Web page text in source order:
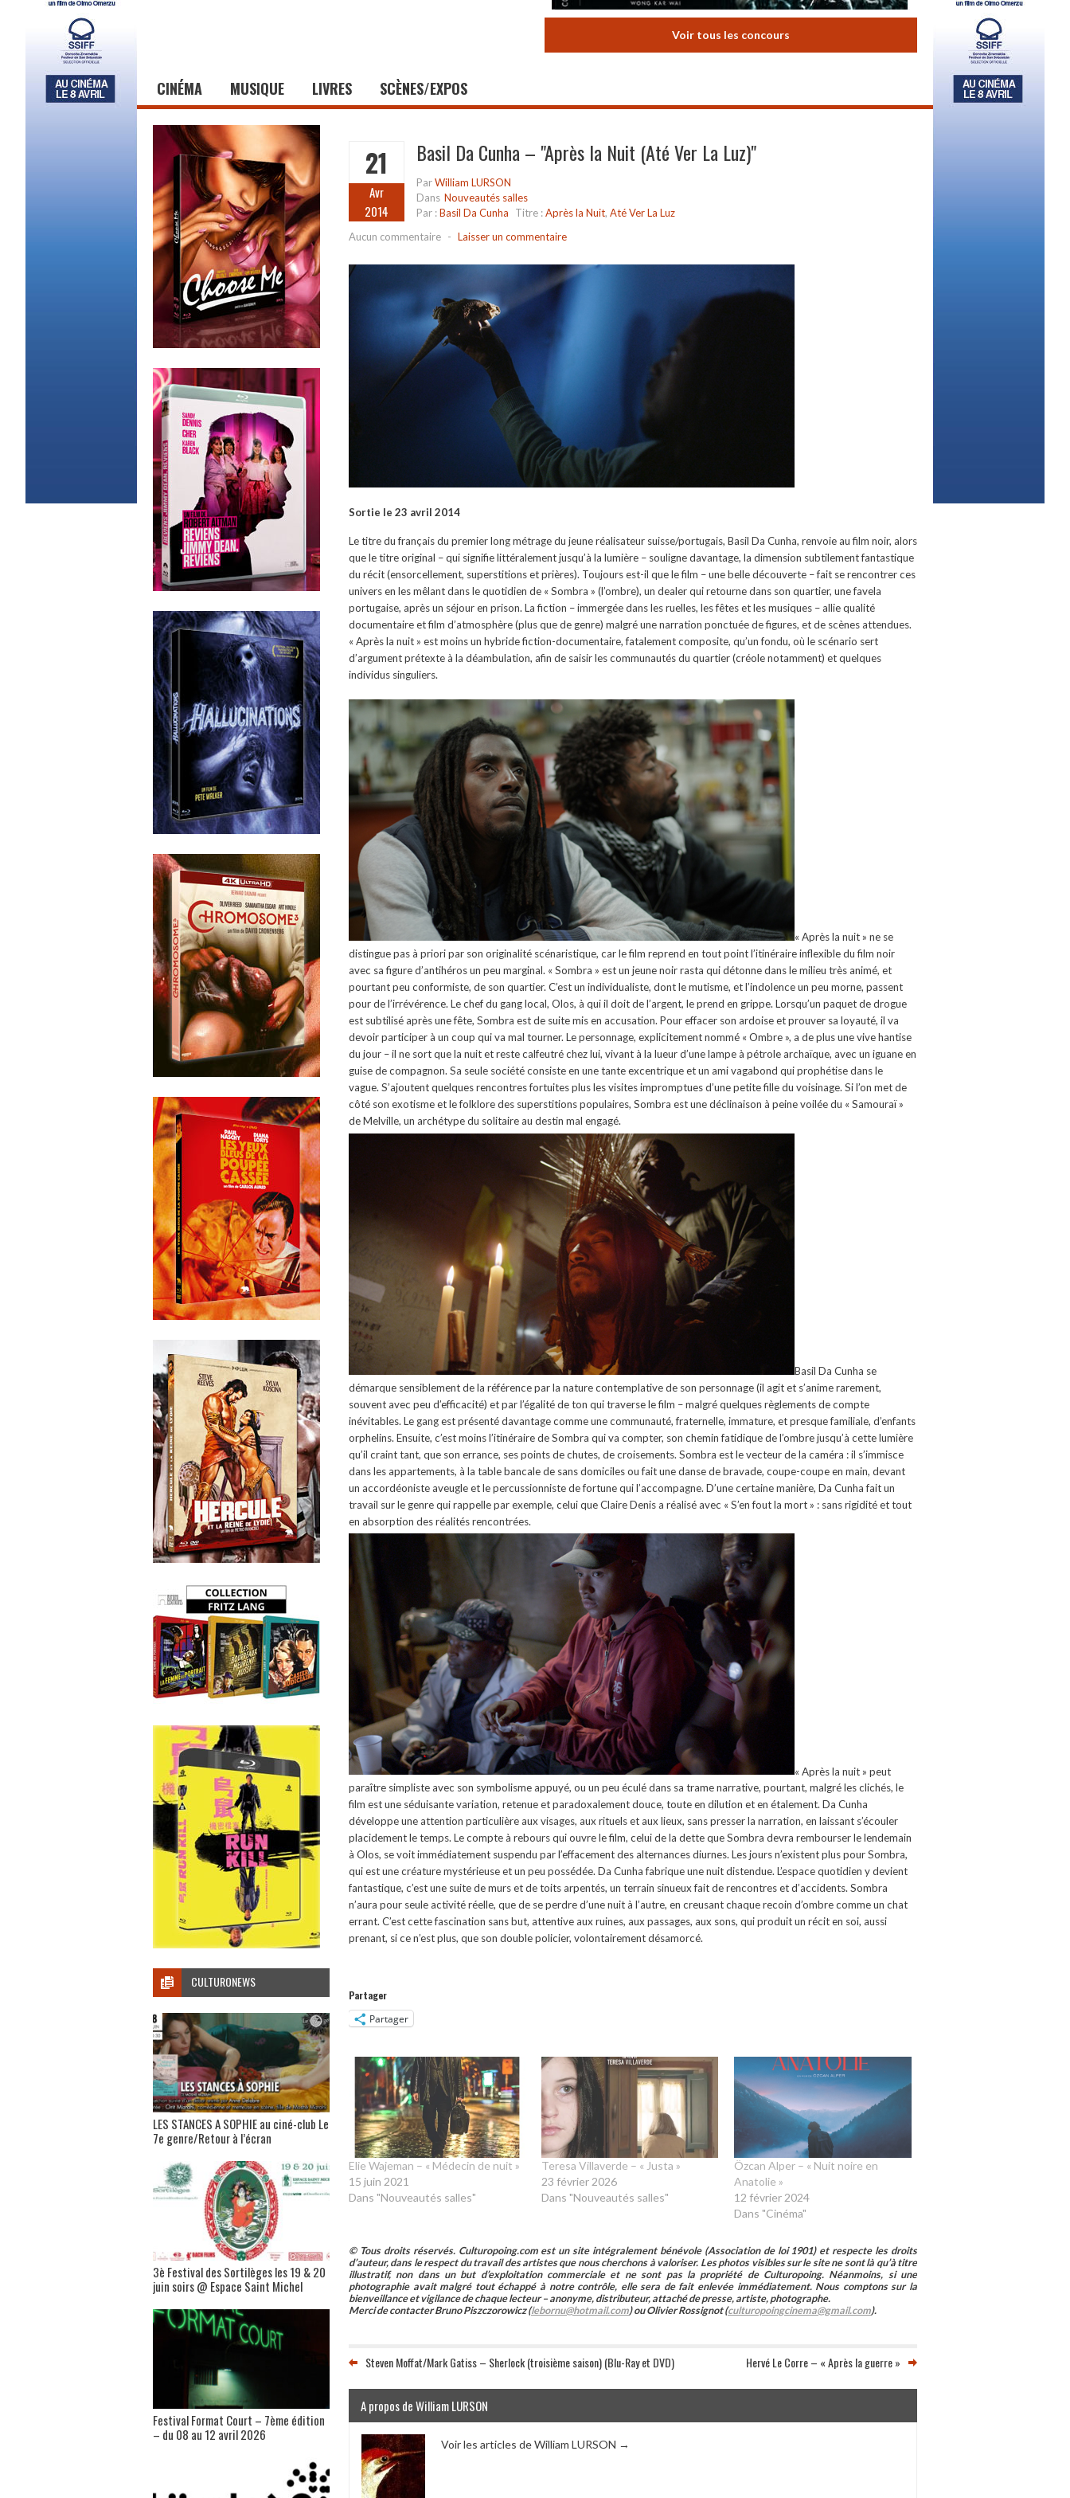
Voir tous les concours
CINÉMA MUSIQUE LIVRES SCÈNES/EXPOS
21
Avr
2014
Basil Da Cunha – "Après la Nuit (Até Ver La Luz)"
ParWilliam LURSON
Dans Nouveautés salles
Par :Basil Da Cunha Titre :Après la Nuit, Até Ver La Luz
Aucun commentaire - Laisser un commentaire
Sortie le 23 avril 2014
Le titre du français du premier long métrage du jeune réalisateur suisse/portugais, Basil Da Cunha, renvoie au film noir, alors
que le titre original – qui signifie littéralement jusqu’à la lumière – souligne davantage, la dimension subtilement fantastique
du récit (ensorcellement, superstitions et prières). Toujours est-il que le film – une belle découverte – fait se rencontrer ces
univers en les mêlant dans le quotidien de « Sombra » (l’ombre), un dealer qui retourne dans son quartier, une favela
portugaise, après un séjour en prison. La fiction – immergée dans les ruelles, les fêtes et les musiques – allie qualité
documentaire et film d’atmosphère (plus que de genre) malgré une narration ponctuée de figures, et de scènes attendues.
« Après la nuit » est moins un hybride fiction-documentaire, fatalement composite, qu’un fondu, où le scénario sert
d’argument prétexte à la déambulation, afin de saisir les communautés du quartier (créole notamment) et quelques
individus singuliers.
« Après la nuit » ne se
distingue pas à priori par son originalité scénaristique, car le film reprend en tout point l’itinéraire inflexible du film noir
avec sa figure d’antihéros un peu marginal. « Sombra » est un jeune noir rasta qui détonne dans le milieu très animé, et
pourtant peu conformiste, de son quartier. C’est un individualiste, dont le mutisme, et l’indolence un peu morne, passent
pour de l’irrévérence. Le chef du gang local, Olos, à qui il doit de l’argent, le prend en grippe. Lorsqu’un paquet de drogue
est subtilisé après une fête, Sombra est de suite mis en accusation. Pour effacer son ardoise et prouver sa loyauté, il va
devoir participer à un coup qui va mal tourner. Le personnage, explicitement nommé « Ombre », a de plus une vive hantise
du jour – il ne sort que la nuit et reste calfeutré chez lui, vivant à la lueur d’une lampe à pétrole archaïque, avec un iguane en
guise de compagnon. Sa seule société consiste en une tante excentrique et un ami vagabond qui prophétise dans le
vague. S’ajoutent quelques rencontres fortuites plus les visites impromptues d’une petite fille du voisinage. Si l’on met de
côté son exotisme et le folklore des superstitions populaires, Sombra est une déclinaison à peine voilée du « Samouraï »
de Melville, un archétype du solitaire au destin mal engagé.
Basil Da Cunha se
démarque sensiblement de la référence par la nature contemplative de son personnage (il agit et s’anime rarement,
souvent avec peu d’efficacité) et par l’égalité de ton qui traverse le film – malgré quelques règlements de compte
inévitables. Le gang est présenté davantage comme une communauté, fraternelle, immature, et presque familiale, d’enfants
orphelins. Ensuite, c’est moins l’itinéraire de Sombra qui va compter, son chemin fatidique de l’ombre jusqu’à cette lumière
qu’il craint tant, que son errance, ses points de chutes, de croisements. Sombra est le vecteur de la caméra : il s’immisce
dans les appartements, à la table bancale de sans domiciles ou fait une danse de bravade, coupe-coupe en main, devant
un accordéoniste aveugle et le percussionniste de fortune qui l’accompagne. D’une certaine manière, Da Cunha fait un
travail sur le genre qui rappelle par exemple, celui que Claire Denis a réalisé avec « S’en fout la mort » : sans rigidité et tout
en absorption des réalités rencontrées.
« Après la nuit » peut
paraître simpliste avec son symbolisme appuyé, ou un peu éculé dans sa trame narrative, pourtant, malgré les clichés, le
film est une séduisante variation, retenue et paradoxalement douce, toute en dilution et en étalement. Da Cunha
développe une attention particulière aux visages, aux rituels et aux lieux, sans presser la narration, en laissant s’écouler
placidement le temps. Le compte à rebours qui ouvre le film, celui de la dette que Sombra devra rembourser le lendemain
à Olos, se voit immédiatement suspendu par l’effacement des alternances diurnes. Les jours n’existent plus pour Sombra,
qui est une créature mystérieuse et un peu possédée. Da Cunha fabrique une nuit distendue. L’espace quotidien y devient
fantastique, c’est une suite de murs et de toits arpentés, un terrain sinueux fait de rencontres et d’accidents. Sombra
n’aura pour seule activité réelle, que de se perdre d’une nuit à l’autre, en creusant chaque recoin d’ombre comme un chat
errant. C’est cette fascination sans but, attentive aux ruines, aux passages, aux sons, qui produit un récit en soi, aussi
prenant, si ce n’est plus, que son double policier, volontairement désamorcé.
Partager
Partager
Elie Wajeman – « Médecin de nuit »
15 juin 2021
Dans "Nouveautés salles"
Teresa Villaverde – « Justa »
23 février 2026
Dans "Nouveautés salles"
Özcan Alper – « Nuit noire en
Anatolie »
12 février 2024
Dans "Cinéma"
© Tous droits réservés. Culturopoing.com est un site intégralement bénévole (Association de loi 1901) et respecte les droits
d’auteur, dans le respect du travail des artistes que nous cherchons à valoriser. Les photos visibles sur le site ne sont là qu’à titre
illustratif, non dans un but d’exploitation commerciale et ne sont pas la propriété de Culturopoing. Néanmoins, si une
photographie avait malgré tout échappé à notre contrôle, elle sera de fait enlevée immédiatement. Nous comptons sur la
bienveillance et vigilance de chaque lecteur – anonyme, distributeur, attaché de presse, artiste, photographe.
Merci de contacter Bruno Piszczorowicz (lebornu@hotmail.com) ou Olivier Rossignot (culturopoingcinema@gmail.com).
Steven Moffat/Mark Gatiss – Sherlock (troisième saison) (Blu-Ray et DVD) Hervé Le Corre – « Après la guerre »
A propos de William LURSON
Voir les articles de William LURSON →
CULTURONEWS
LES STANCES A SOPHIE au ciné-club Le
7e genre/Retour à l’écran
3è Festival des Sortilèges les 19 & 20
juin soirs @ Espace Saint Michel
Festival Format Court – 7ème édition
– du 08 au 12 avril 2026